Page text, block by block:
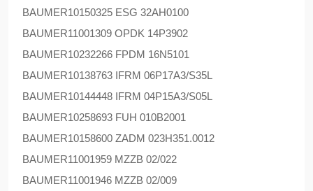
BAUMER10150325 ESG 32AH0100
BAUMER11001309 OPDK 14P3902
BAUMER10232266 FPDM 16N5101
BAUMER10138763 IFRM 06P17A3/S35L
BAUMER10144448 IFRM 04P15A3/S05L
BAUMER10258693 FUH 010B2001
BAUMER10158600 ZADM 023H351.0012
BAUMER11001959 MZZB 02/022
BAUMER11001946 MZZB 02/009